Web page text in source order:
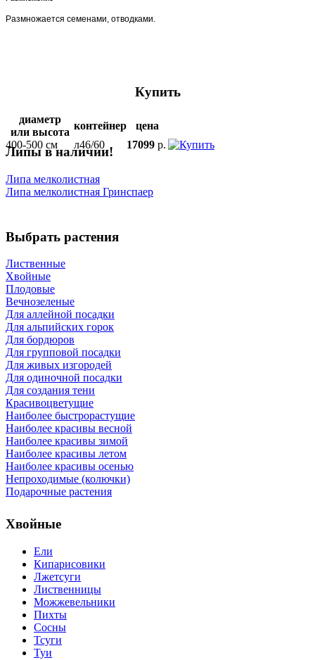
Размножается семенами, отводками.
Купить
диаметр
или высота
контейнер
цена
400-500 см
л46/60 17099 р.
Липы в наличии!
Липа мелколистная
Липа мелколистная Гринспаер
Выбрать растения
Лиственные
Хвойные
Плодовые
Вечнозеленые
Для аллейной посадки
Для альпийских горок
Для бордюров
Для групповой посадки
Для живых изгородей
Для одиночной посадки
Для создания тени
Красивоцветущие
Наиболее быстрорастущие
Наиболее красивы весной
Наиболее красивы зимой
Наиболее красивы летом
Наиболее красивы осенью
Непроходимые (колючки)
Подарочные растения
Хвойные
Ели
Кипарисовики
Лжетсуги
Лиственницы
Можжевельники
Пихты
Сосны
Тсуги
Туи